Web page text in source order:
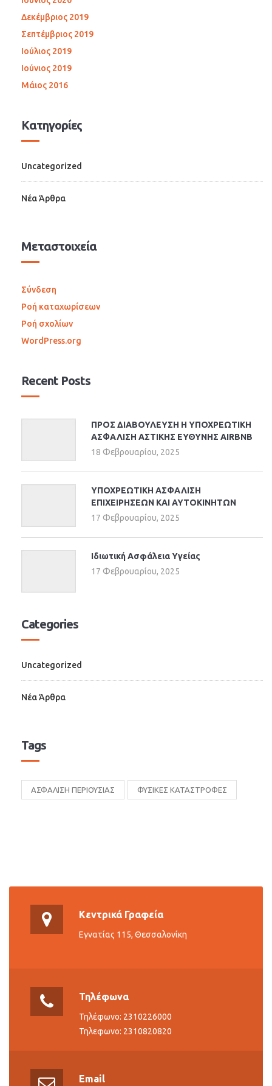
Δεκέμβριος 2019
Σεπτέμβριος 2019
Ιούλιος 2019
Ιούνιος 2019
Μάιος 2016
Kατηγορίες
Uncategorized
Νέα Άρθρα
Μεταστοιχεία
Σύνδεση
Ροή καταχωρίσεων
Ροή σχολίων
WordPress.org
Recent Posts
ΠΡΟΣ ΔΙΑΒΟΥΛΕΥΣΗ Η ΥΠΟΧΡΕΩΤΙΚΗ
ΑΣΦΑΛΙΣΗ ΑΣΤΙΚΗΣ ΕΥΘΥΝΗΣ AIRBNB
18 Φεβρουαρίου, 2025
ΥΠΟΧΡΕΩΤΙΚΗ ΑΣΦΑΛΙΣΗ
ΕΠΙΧΕΙΡΗΣΕΩΝ ΚΑΙ ΑΥΤΟΚΙΝΗΤΩΝ
17 Φεβρουαρίου, 2025
Ιδιωτική Ασφάλεια Υγείας
17 Φεβρουαρίου, 2025
Categories
Uncategorized
Νέα Άρθρα
Tags
ΑΣΦΑΛΙΣΗ ΠΕΡΙΟΥΣΙΑΣ ΦΥΣΙΚΕΣ ΚΑΤΑΣΤΡΟΦΕΣ
Κεντρικά Γραφεία
Εγνατίας 115, Θεσσαλονίκη
Τηλέφωνα
Τηλέφωνο: 2310226000
Τηλεφωνο: 2310820820
Email